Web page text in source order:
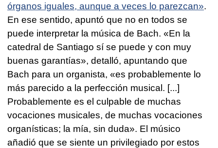
órganos iguales, aunque a veces lo parezcan».
En ese sentido, apuntó que no en todos se
puede interpretar la música de Bach. «En la
catedral de Santiago sí se puede y con muy
buenas garantías», detalló, apuntando que
Bach para un organista, «es probablemente lo
más parecido a la perfección musical. [...]
Probablemente es el culpable de muchas
vocaciones musicales, de muchas vocaciones
organísticas; la mía, sin duda». El músico
añadió que se siente un privilegiado por estos